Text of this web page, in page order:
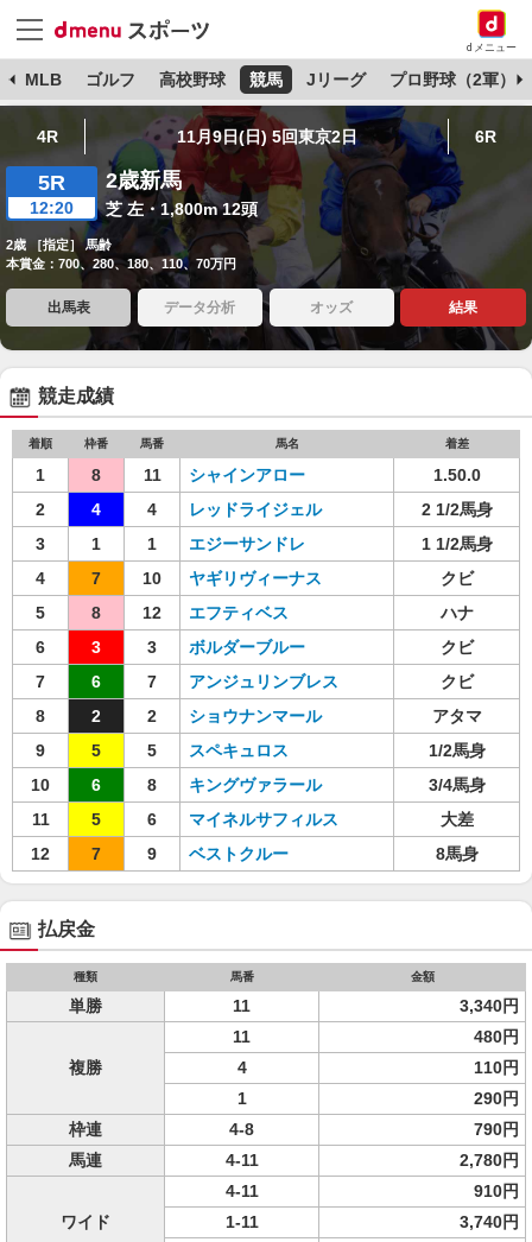
dメニュー
MLB ゴルフ 高校野球 競馬 Jリーグ プロ野球（2軍）
4R 11月9日(日) 5回東京2日 6R
5R
12:20
2歳新馬
芝 左・1,800m 12頭
2歳 ［指定］ 馬齢
本賞金：700、280、180、110、70万円
出馬表 データ分析 オッズ 結果
競走成績
着順 枠番 馬番 馬名 着差
1 8 11 シャインアロー
1.50.0
2
4 4 レッドライジェル
2 1/2馬身
3
1 1 エジーサンドレ
1 1/2馬身
4
7 10 ヤギリヴィーナス
クビ
5
8 12 エフティベス
ハナ
6
3 3 ボルダーブルー
クビ
7
6 7 アンジュリンブレス
クビ
8
2 2 ショウナンマール
アタマ
9
5 5 スペキュロス
1/2馬身
10
6 8 キングヴァラール
3/4馬身
11
5 6 マイネルサフィルス
大差
12
7 9 ベストクルー 8馬身
払戻金
種類 馬番 金額
単勝 11 3,340円
複勝
11
480円
4
110円
1
290円
枠連
4-8
790円
馬連
4-11 2,780円
ワイド
4-11
910円
1-11
3,740円